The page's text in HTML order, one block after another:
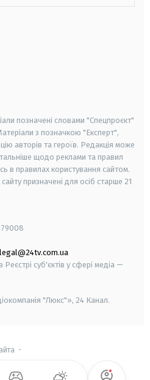
позначені словами "Спецпроєкт"
з позначкою "Експерт",
авторів та героїв. Редакція може
щодо реклами та правил
в правилах користування сайтом.
призначені для осіб старше 21
79008
legal@24tv.com.ua
суб'єктів у сфері медіа —
"Люкс"», 24 Канал.
-